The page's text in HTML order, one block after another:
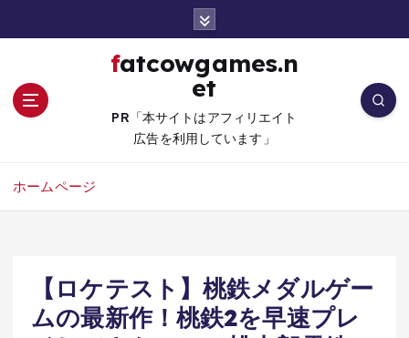
fatcowgames.n
et
PR「本サイトはアフィリエイト
広告を利用しています」
ホームページ
【ロケテスト】桃鉄メダルゲー
ムの最新作！桃鉄2を早速プレ